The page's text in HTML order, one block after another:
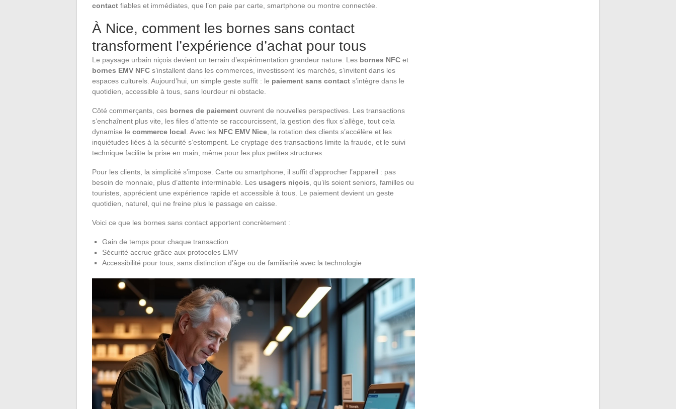
contact fiables et immédiates, que l’on paie par carte, smartphone ou montre connectée.
À Nice, comment les bornes sans contact
transforment l’expérience d’achat pour tous
Le paysage urbain niçois devient un terrain d’expérimentation grandeur nature. Les bornes NFC et
bornes EMV NFC s’installent dans les commerces, investissent les marchés, s’invitent dans les
espaces culturels. Aujourd’hui, un simple geste suffit : le paiement sans contact s’intègre dans le
quotidien, accessible à tous, sans lourdeur ni obstacle.
Côté commerçants, ces bornes de paiement ouvrent de nouvelles perspectives. Les transactions
s’enchaînent plus vite, les files d’attente se raccourcissent, la gestion des flux s’allège, tout cela
dynamise le commerce local . Avec les NFC EMV Nice , la rotation des clients s’accélère et les
inquiétudes liées à la sécurité s’estompent. Le cryptage des transactions limite la fraude, et le suivi
technique facilite la prise en main, même pour les plus petites structures.
Pour les clients, la simplicité s’impose. Carte ou smartphone, il suffit d’approcher l’appareil : pas
besoin de monnaie, plus d’attente interminable. Les usagers niçois , qu’ils soient seniors, familles ou
touristes, apprécient une expérience rapide et accessible à tous. Le paiement devient un geste
quotidien, naturel, qui ne freine plus le passage en caisse.
Voici ce que les bornes sans contact apportent concrètement :
Gain de temps pour chaque transaction
Sécurité accrue grâce aux protocoles EMV
Accessibilité pour tous, sans distinction d’âge ou de familiarité avec la technologie